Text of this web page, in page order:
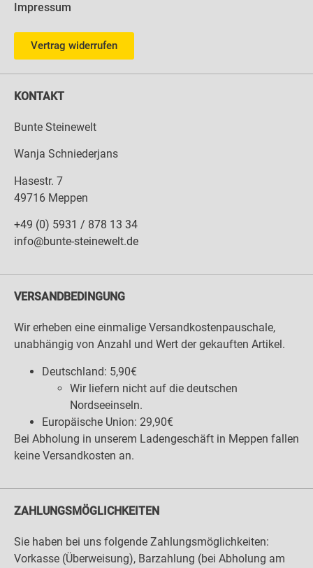
Impressum
Vertrag widerrufen
KONTAKT
Bunte Steinewelt
Wanja Schniederjans
Hasestr. 7
49716 Meppen
+49 (0) 5931 / 878 13 34
info@bunte-steinewelt.de
VERSANDBEDINGUNG
Wir erheben eine einmalige Versandkostenpauschale,
unabhängig von Anzahl und Wert der gekauften Artikel.
Deutschland: 5,90€
Wir liefern nicht auf die deutschen
Nordseeinseln.
Europäische Union: 29,90€
Bei Abholung in unserem Ladengeschäft in Meppen fallen
keine Versandkosten an.
ZAHLUNGSMÖGLICHKEITEN
Sie haben bei uns folgende Zahlungsmöglichkeiten:
Vorkasse (Überweisung), Barzahlung (bei Abholung am